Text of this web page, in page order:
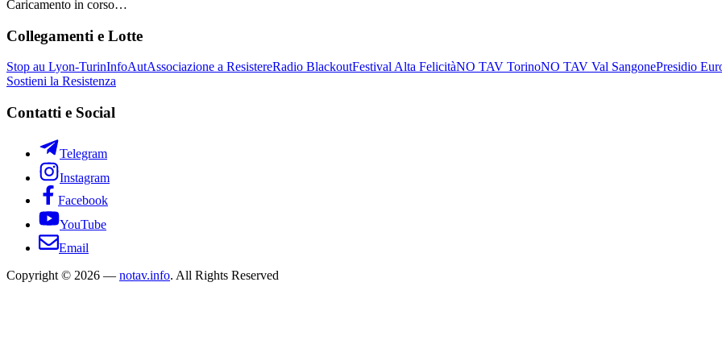
Caricamento in corso…
Collegamenti e Lotte
Stop au Lyon-TurinInfoAutAssociazione a ResistereRadio BlackoutFestival Alta FelicitàNO TAV TorinoNO TAV Val SangonePresidio
Sostieni la Resistenza
Contatti e Social
Telegram
Instagram
Facebook
YouTube
Email
Copyright © 2026 — notav.info. All Rights Reserved